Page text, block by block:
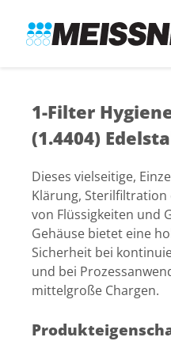
search
footer
Inhalt
springen
1-Filter
(1.4404)
Dieses vielseitige,
Klärung,
von Flüssigkeiten und
Gehäuse bietet eine
Sicherheit bei
und bei
mittelgroße Chargen.